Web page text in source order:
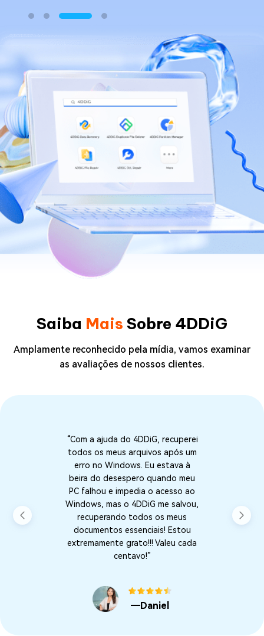
Saiba Mais Sobre 4DDiG
Amplamente reconhecido pela mídia, vamos examinar
as avaliações de nossos clientes.
“Com a ajuda do 4DDiG, recuperei
todos os meus arquivos após um
erro no Windows. Eu estava à
beira do desespero quando meu
PC falhou e impedia o acesso ao
Windows, mas o 4DDiG me salvou,
recuperando todos os meus
documentos essenciais! Estou
extremamente grato!!! Valeu cada
centavo!”
―Daniel